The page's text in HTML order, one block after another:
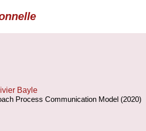
Bayle
Process Communication Model (2020)